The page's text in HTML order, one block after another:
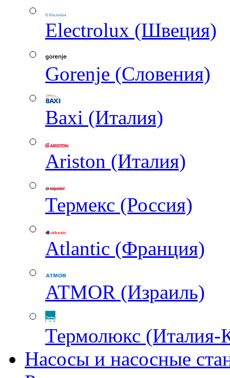
Electrolux (Швеция)
Gorenje (Словения)
Baxi (Италия)
Ariston (Италия)
Термекс (Россия)
Atlantic (Франция)
ATMOR (Израиль)
Термолюкс (Италия-
Насосы и насосные